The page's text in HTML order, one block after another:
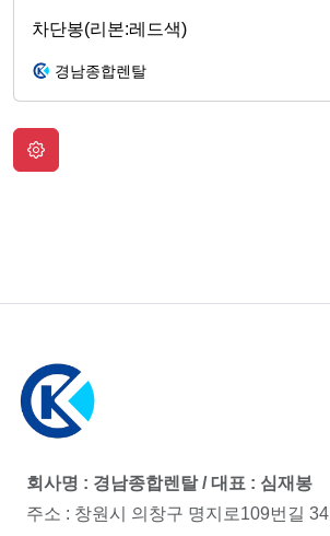
차단봉(리본:레드색)
경남종합렌탈
회사명 : 경남종합렌탈 / 대표 : 심재봉
주소 : 창원시 의창구 명지로109번길 34